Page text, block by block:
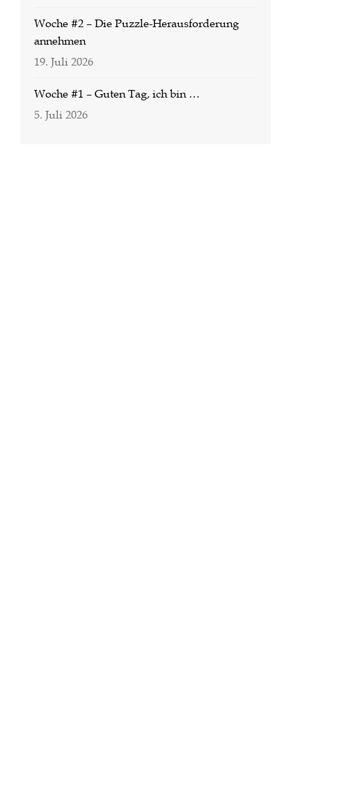
Woche #2 – Die Puzzle-Herausforderung
annehmen
19. Juli 2026
Woche #1 – Guten Tag, ich bin …
5. Juli 2026